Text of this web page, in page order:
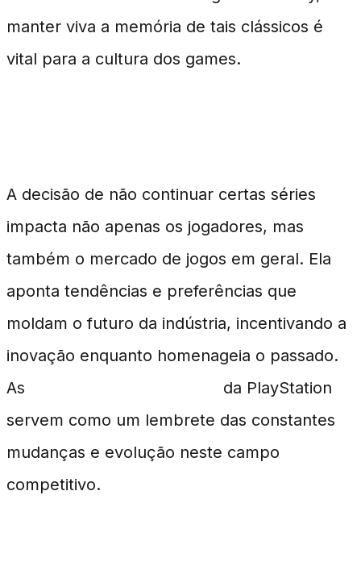
manter viva a memória de tais clássicos é
vital para a cultura dos games.
A decisão de não continuar certas séries
impacta não apenas os jogadores, mas
também o mercado de jogos em geral. Ela
aponta tendências e preferências que
moldam o futuro da indústria, incentivando a
inovação enquanto homenageia o passado.
As
da PlayStation
servem como um lembrete das constantes
mudanças e evolução neste campo
competitivo.